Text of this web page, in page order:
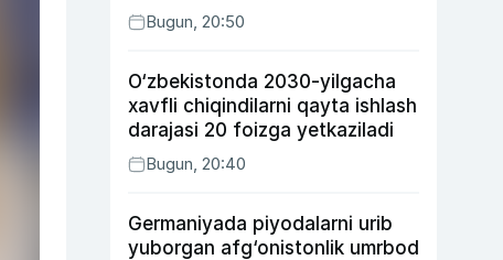
Bugun, 20:50
O‘zbekistonda 2030-yilgacha
xavfli chiqindilarni qayta ishlash
darajasi 20 foizga yetkaziladi
Bugun, 20:40
Germaniyada piyodalarni urib
yuborgan afg‘onistonlik umrbod